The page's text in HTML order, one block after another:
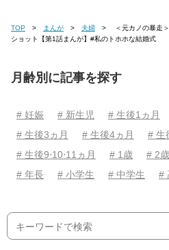
TOP まんが 夫婦
ショット【第1話まんが】#私のトホホな結婚式
月齢別に記事を探す
# 妊娠 # 新生児 # 生後1ヵ月
# 生後3ヵ月
# 生後4ヵ月 # 生
# 生後9⋅10⋅11ヵ月
# 1歳 # 2歳
# 年長
# 小学生 # 中学生 #